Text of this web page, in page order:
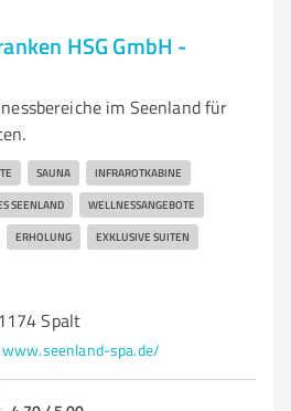
HSG GmbH -
im Seenland für
SAUNA INFRAROTKABINE
SEENLAND WELLNESSANGEBOTE
ERHOLUNG EXKLUSIVE SUITEN
Spalt
www.seenland-spa.de/